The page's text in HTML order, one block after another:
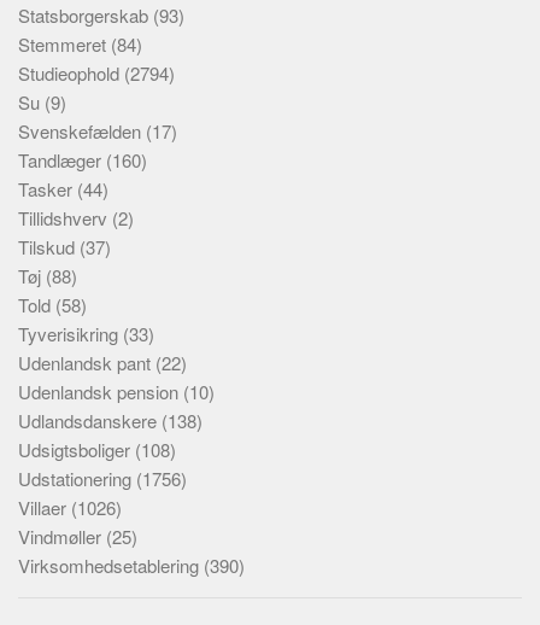
Statsborgerskab (93)
Stemmeret (84)
Studieophold (2794)
Su (9)
Svenskefælden (17)
Tandlæger (160)
Tasker (44)
Tillidshverv (2)
Tilskud (37)
Tøj (88)
Told (58)
Tyverisikring (33)
Udenlandsk pant (22)
Udenlandsk pension (10)
Udlandsdanskere (138)
Udsigtsboliger (108)
Udstationering (1756)
Villaer (1026)
Vindmøller (25)
Virksomhedsetablering (390)